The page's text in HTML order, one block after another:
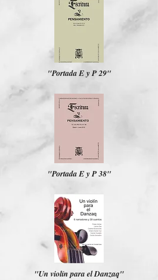
"Portada E y P 29"
"Portada E y P 38"
"Un violín para el Danzaq"